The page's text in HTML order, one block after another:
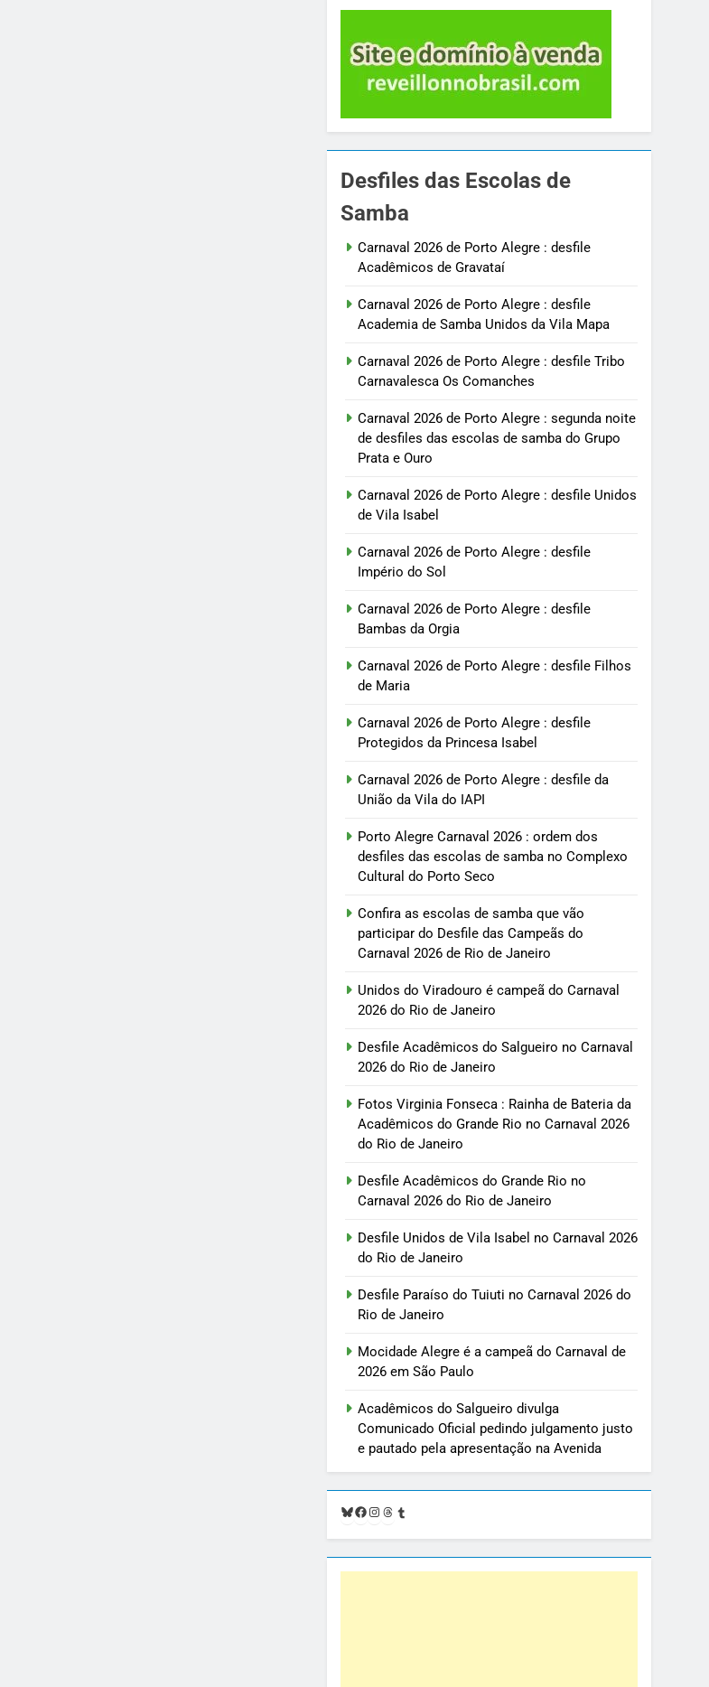
Desfiles das Escolas de
Samba
Carnaval 2026 de Porto Alegre : desfile
Acadêmicos de Gravataí
Carnaval 2026 de Porto Alegre : desfile
Academia de Samba Unidos da Vila Mapa
Carnaval 2026 de Porto Alegre : desfile Tribo
Carnavalesca Os Comanches
Carnaval 2026 de Porto Alegre : segunda noite
de desfiles das escolas de samba do Grupo
Prata e Ouro
Carnaval 2026 de Porto Alegre : desfile Unidos
de Vila Isabel
Carnaval 2026 de Porto Alegre : desfile
Império do Sol
Carnaval 2026 de Porto Alegre : desfile
Bambas da Orgia
Carnaval 2026 de Porto Alegre : desfile Filhos
de Maria
Carnaval 2026 de Porto Alegre : desfile
Protegidos da Princesa Isabel
Carnaval 2026 de Porto Alegre : desfile da
União da Vila do IAPI
Porto Alegre Carnaval 2026 : ordem dos
desfiles das escolas de samba no Complexo
Cultural do Porto Seco
Confira as escolas de samba que vão
participar do Desfile das Campeãs do
Carnaval 2026 de Rio de Janeiro
Unidos do Viradouro é campeã do Carnaval
2026 do Rio de Janeiro
Desfile Acadêmicos do Salgueiro no Carnaval
2026 do Rio de Janeiro
Fotos Virginia Fonseca : Rainha de Bateria da
Acadêmicos do Grande Rio no Carnaval 2026
do Rio de Janeiro
Desfile Acadêmicos do Grande Rio no
Carnaval 2026 do Rio de Janeiro
Desfile Unidos de Vila Isabel no Carnaval 2026
do Rio de Janeiro
Desfile Paraíso do Tuiuti no Carnaval 2026 do
Rio de Janeiro
Mocidade Alegre é a campeã do Carnaval de
2026 em São Paulo
Acadêmicos do Salgueiro divulga
Comunicado Oficial pedindo julgamento justo
e pautado pela apresentação na Avenida
Bluesky
Facebook
Instagram
Threads